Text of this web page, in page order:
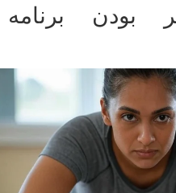
برنامه